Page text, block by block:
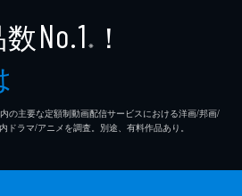
No.1 ※ ！
の主要な定額制動画配信サービスにおける洋画/邦画/
ラマ/アニメを調査。別途、有料作品あり。